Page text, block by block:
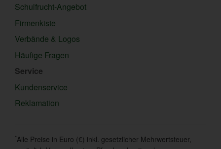
Schulfrucht-Angebot
Firmenkiste
Verbände & Logos
Häufige Fragen
Service
Kundenservice
Reklamation
*Alle Preise in Euro (€) inkl. gesetzlicher Mehrwertsteuer,